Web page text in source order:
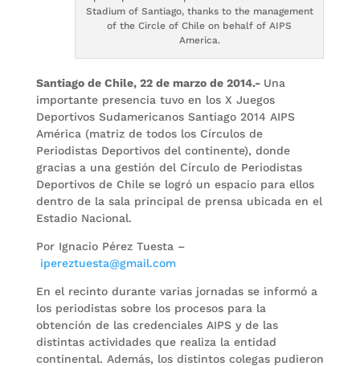
Stadium of Santiago, thanks to the management
of the Circle of Chile on behalf of AIPS
America.
Santiago de Chile, 22 de marzo de 2014.- Una
importante presencia tuvo en los X Juegos
Deportivos Sudamericanos Santiago 2014 AIPS
América (matriz de todos los Círculos de
Periodistas Deportivos del continente), donde
gracias a una gestión del Círculo de Periodistas
Deportivos de Chile se logró un espacio para ellos
dentro de la sala principal de prensa ubicada en el
Estadio Nacional.
Por Ignacio Pérez Tuesta –
ipereztuesta@gmail.com
En el recinto durante varias jornadas se informó a
los periodistas sobre los procesos para la
obtención de las credenciales AIPS y de las
distintas actividades que realiza la entidad
continental. Además, los distintos colegas pudieron